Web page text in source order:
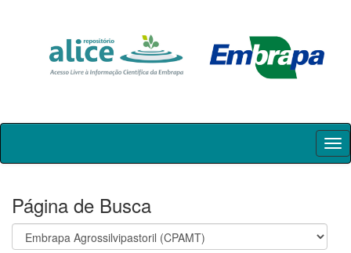
Skip
Página de Busca